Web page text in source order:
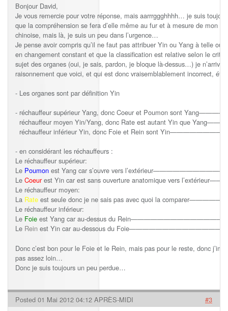
Bonjour David,
Je vous remercie pour votre réponse, mais aarrrggghhhh… je suis
que la compréhension se fera d’elle même au fur et à mesure de mon
chinoise, mais là, je suis un peu dans l’urgence…
Je pense avoir compris qu’il ne faut pas attribuer Yin ou Yang à telle
en changement constant et que la classification est relative selon le
sujet des organes (oui, je sais, pardon, je bloque là-dessus…) je n’arrive
raisonnement que voici, et qui est donc vraisemblablement incorrect,
- Les organes sont par définition Yin
- réchauffeur supérieur Yang, donc Coeur et Poumon sont
réchauffeur moyen Yin/Yang, donc Rate est autant Yin que
réchauffeur inférieur Yin, donc Foie et Rein sont
- en considérant les réchauffeurs :
Le réchauffeur supérieur:
Le Poumon est Yang car s’ouvre vers
Le Coeurest Yin car est sans ouverture anatomique vers
Le réchauffeur moyen:
La Rate est seule donc je ne sais pas avec quoi la
Le réchauffeur inférieur:
Le Foie est Yang car au-dessus du
Le Rein est Yin car au-dessous du
Donc c’est bon pour le Foie et le Rein, mais pas pour le reste, donc
pas assez loin…
Donc je suis toujours un peu perdue…
Posted 01 Mai 2012 04:12 APRÈS-MIDI #3